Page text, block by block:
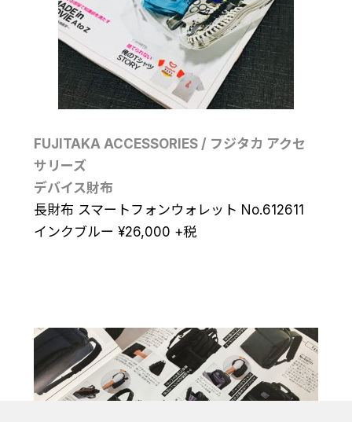
FUJITAKA ACCESSORIES / フジタカ アクセ
サリーズ
デバイス財布
長財布 スマートフォンウォレット No.612611
インクブルー ¥26,000 +税